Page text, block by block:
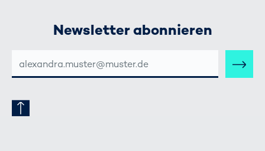
Newsletter abonnieren
MAIL-
ADRESSE